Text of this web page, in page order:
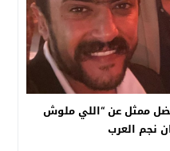
ممثل عن “اللي ملوش
نجم العرب